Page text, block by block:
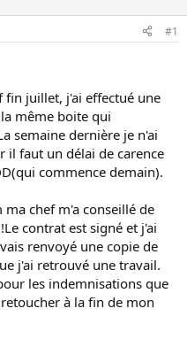
#1
juillet, j'ai effectué une
même boite qui
semaine dernière je n'ai
il faut un délai de carence
commence demain).
chef m'a conseillé de
contrat est signé et j'ai
renvoyé une copie de
j'ai retrouvé une travail.
les indemnisations que
à la fin de mon